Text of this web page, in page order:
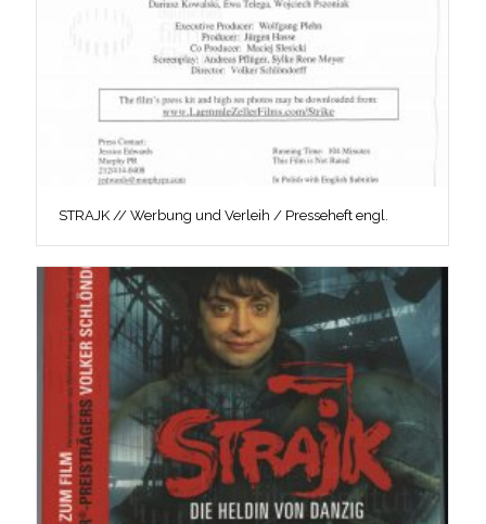
STRAJK // Werbung und Verleih / Presseheft engl.